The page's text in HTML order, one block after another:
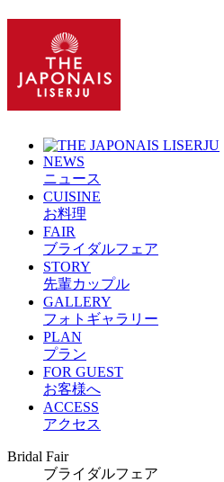
NEWS
ニュース
CUISINE
お料理
FAIR
ブライダルフェア
STORY
先輩カップル
GALLERY
フォトギャラリー
PLAN
プラン
FOR GUEST
お客様へ
ACCESS
アクセス
Bridal Fair
ブライダルフェア